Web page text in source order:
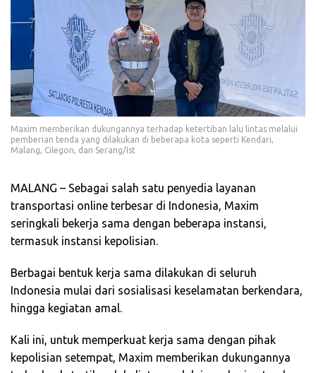
Maxim memberikan dukungannya terhadap ketertiban lalu lintas melalui
pemberian tenda yang dilakukan di beberapa kota seperti Kendari,
Malang, Cilegon, dan Serang/Ist
MALANG – Sebagai salah satu penyedia layanan
transportasi online terbesar di Indonesia, Maxim
seringkali bekerja sama dengan beberapa instansi,
termasuk instansi kepolisian.
Berbagai bentuk kerja sama dilakukan di seluruh
Indonesia mulai dari sosialisasi keselamatan berkendara,
hingga kegiatan amal.
Kali ini, untuk memperkuat kerja sama dengan pihak
kepolisian setempat, Maxim memberikan dukungannya